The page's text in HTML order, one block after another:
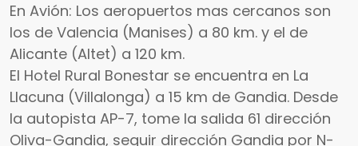
En Avión: Los aeropuertos mas cercanos son
los de Valencia (Manises) a 80 km. y el de
Alicante (Altet) a 120 km.
El Hotel Rural Bonestar se encuentra en La
Llacuna (Villalonga) a 15 km de Gandia. Desde
la autopista AP-7, tome la salida 61 dirección
Oliva-Gandia, seguir dirección Gandia por N-